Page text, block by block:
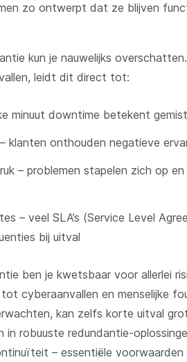
zo ontwerpt dat ze blijven
kun je nauwelijks
leidt dit direct tot:
minuut downtime betekent
klanten onthouden negatieve
– problemen stapelen zich op en
– veel SLA’s (Service Level
bij uitval
ben je kwetsbaar voor allerlei
cyberaanvallen en menselijke
kan zelfs korte uitval
in robuuste redundantie-
– essentiële